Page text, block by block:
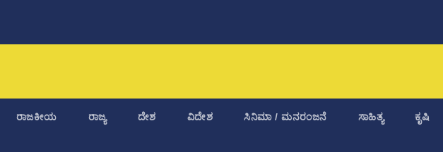
ರಾಜಕೀಯ ರಾಜ್ಯ ದೇಶ ವಿದೇಶ ಸಿನಿಮಾ / ಮನರಂಜನೆ ಸಾಹಿತ್ಯ ಕೃಷಿ